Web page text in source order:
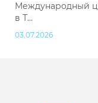
Международный
в Т...
03.07.2026